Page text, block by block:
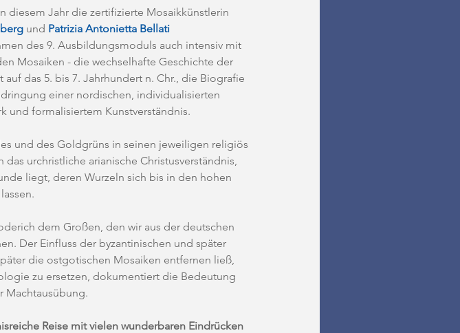
diesem Jahr die zertifizierte Mosaikkünstlerin
und Patrizia Antonietta Bellati
des 9. Ausbildungsmoduls auch intensiv mit
Mosaiken - die wechselhafte Geschichte der
das 5. bis 7. Jahrhundert n. Chr., die Biografie
einer nordischen, individualisierten
und formalisiertem Kunstverständnis.
und des Goldgrüns in seinen jeweiligen religiös
urchristliche arianische Christusverständnis,
liegt, deren Wurzeln sich bis in den hohen
dem Großen, den wir aus der deutschen
Der Einfluss der byzantinischen und später
die ostgotischen Mosaiken entfernen ließ,
zu ersetzen, dokumentiert die Bedeutung
Machtausübung.
Reise mit vielen wunderbaren Eindrücken